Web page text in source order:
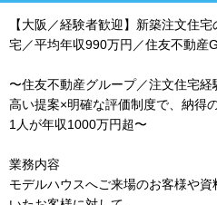
【大阪／経験者歓迎】新築注文住
宅／平均年収990万円／住友不動産G
〜住友不動産グループ／注文住宅
高い提案×明確な評価制度で、納得
1人が年収1000万円超〜
業務内容
モデルハウスへご来場のお客様や